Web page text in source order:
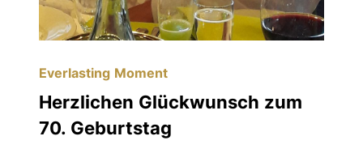
Everlasting Moment
Herzlichen Glückwunsch zum
70. Geburtstag